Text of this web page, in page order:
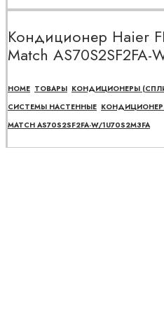
Кондиционер Haier
Match AS70S2SF2FA-
HOME ТОВАРЫ КОНДИЦИОНЕРЫ
СИСТЕМЫ НАСТЕННЫЕ КОНДИЦИОНЕР
MATCH AS70S2SF2FA-W/1U70S2M3FA